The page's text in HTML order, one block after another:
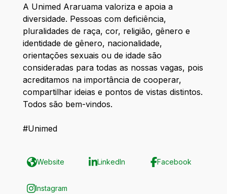
A Unimed Araruama valoriza e apoia a
diversidade. Pessoas com deficiência,
pluralidades de raça, cor, religião, gênero e
identidade de gênero, nacionalidade,
orientações sexuais ou de idade são
consideradas para todas as nossas vagas, pois
acreditamos na importância de cooperar,
compartilhar ideias e pontos de vistas distintos.
Todos são bem-vindos.
#Unimed
Website LinkedIn Facebook
Instagram